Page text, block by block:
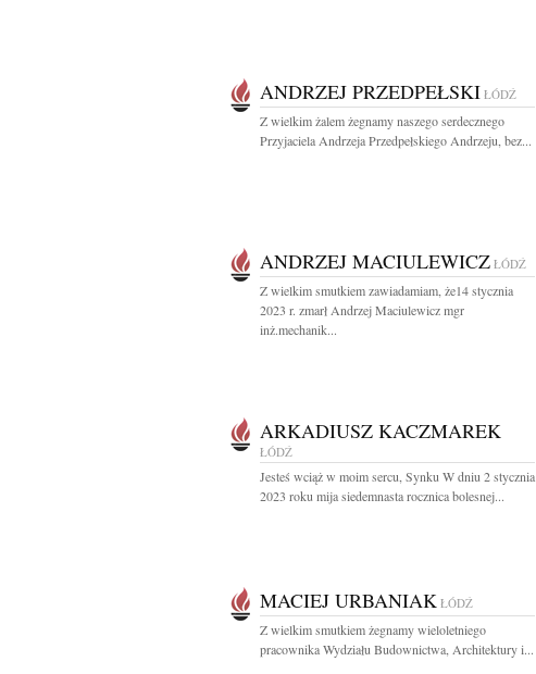
ANDRZEJ PRZEDPEŁSKI ŁÓDŹ
Z wielkim żalem żegnamy naszego serdecznego
Przyjaciela Andrzeja Przedpełskiego Andrzeju, bez...
ANDRZEJ MACIULEWICZ ŁÓDŹ
Z wielkim smutkiem zawiadamiam, że14 stycznia
2023 r. zmarł Andrzej Maciulewicz mgr
inż.mechanik...
ARKADIUSZ KACZMAREK
ŁÓDŹ
Jesteś wciąż w moim sercu, Synku W dniu 2 stycznia
2023 roku mija siedemnasta rocznica bolesnej...
MACIEJ URBANIAK ŁÓDŹ
Z wielkim smutkiem żegnamy wieloletniego
pracownika Wydziału Budownictwa, Architektury i...